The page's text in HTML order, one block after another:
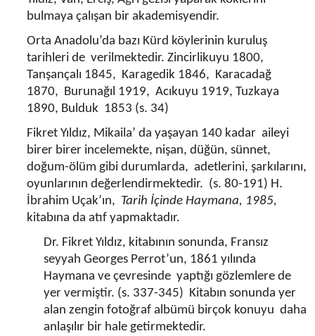
bulmaya çalışan bir akademisyendir.
Orta Anadolu’da bazı Kürd köylerinin kuruluş
tarihleri de verilmektedir. Zincirlikuyu 1800,
Tanşançalı 1845, Karagedik 1846, Karacadağ
1870, Burunağıl 1919, Acıkuyu 1919, Tuzkaya
1890, Bulduk 1853 (s. 34)
Fikret Yıldız, Mikaila’ da yaşayan 140 kadar aileyi
birer birer incelemekte, nişan, düğün, sünnet,
doğum-ölüm gibi durumlarda, adetlerini, şarkılarını,
oyunlarının değerlendirmektedir. (s. 80-191) H.
İbrahim Uçak’ın, Tarih İçinde Haymana, 1985,
kitabına da atıf yapmaktadır.
Dr. Fikret Yıldız, kitabının sonunda, Fransız
seyyah Georges Perrot’un, 1861 yılında
Haymana ve çevresinde yaptığı gözlemlere de
yer vermiştir. (s. 337-345) Kitabın sonunda yer
alan zengin fotoğraf albümü birçok konuyu daha
anlaşılır bir hale getirmektedir.